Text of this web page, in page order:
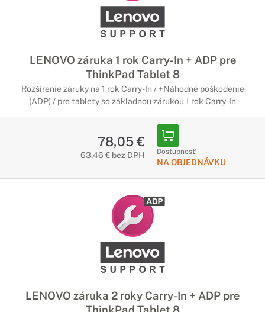
LENOVO záruka 1 rok Carry-In + ADP pre
ThinkPad Tablet 8
Rozšírenie záruky na 1 rok Carry-In / +Náhodné poškodenie
(ADP) / pre tablety so základnou zárukou 1 rok Carry-In
78,05 €
63,46 € bez DPH Dostupnosť:
NA OBJEDNÁVKU
LENOVO záruka 2 roky Carry-In + ADP pre